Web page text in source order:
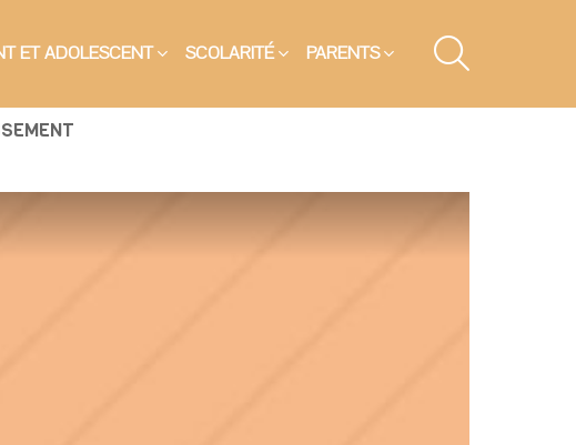
ET ADOLESCENT SCOLARITÉ PARENTS